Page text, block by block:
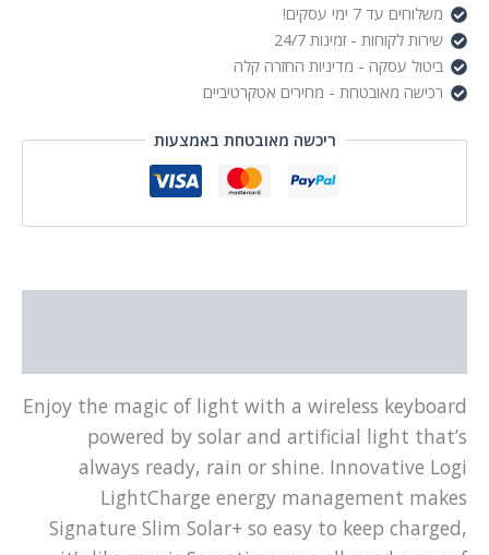
משלוחים עד 7 ימי עסקים!
שירות לקוחות - זמינות 24/7
ביטול עסקה - מדיניות החזרה קלה
רכישה מאובטחת - מחירים אטקרטיביים
ריכשה מאובטחת באמצעות
Enjoy the magic of light with a wireless keyboard
powered by solar and artificial light that’s
always ready, rain or shine. Innovative Logi
LightCharge energy management makes
Signature Slim Solar+ so easy to keep charged,